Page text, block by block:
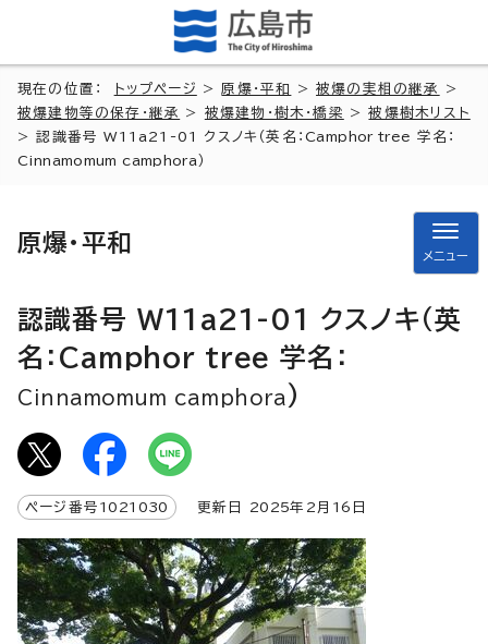
現在の位置： トップページ >原爆・平和 >被爆の実相の継承
>
被爆建物等の保存・継承
> 被爆建物・樹木・橋梁 >被爆樹木リスト
> 認識番号 W11a21-01 クスノキ（英名： Camphor tree 学名：
Cinnamomum camphora ）
原爆・平和
メニュー
認識番号 W11a21-01 クスノキ（英
名： Camphor tree 学名：
Cinnamomum camphora ）
ページ番号 1021030 更新日 2025年2月 16 日